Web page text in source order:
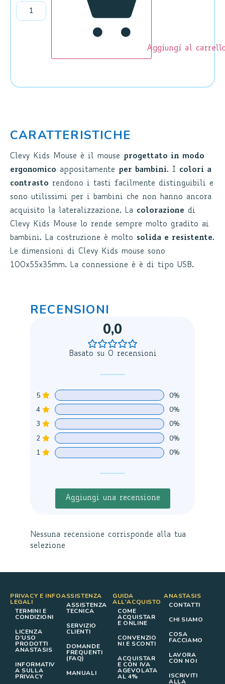
Aggiungi al
CARATTERISTICHE
Clevy Kids Mouse è il mouse
progettato in modo
ergonomico appositamente per bambini. I colori a
contrasto rendono i tasti facilmente distinguibili e
sono utilissimi per i bambini che non hanno ancora
acquisito la lateralizzazione. La colorazione di
Clevy Kids Mouse lo rende sempre molto gradito ai
bambini. La costruzione è molto solida e resistente.
Le dimensioni di Clevy Kids mouse sono
100x55x35mm. La connessione è è di tipo USB.
RECENSIONI
0,0
Basato su 0 recensioni
5
0%
4
0%
3
0%
2
0%
1
0%
Aggiungi una recensione
Nessuna recensione corrisponde alla tua
selezione
PRIVACY E INFO
LEGALI
TERMINI E
CONDIZIONI
LICENZA
D’USO
PRODOTTI
ANASTASIS
INFORMATIV
A SULLA
PRIVACY
ASSISTENZA
ASSISTENZA
TECNICA
SERVIZIO
CLIENTI
DOMANDE
FREQUENTI
(FAQ)
MANUALI
GUIDA
ALL'ACQUISTO
COME
ACQUISTAR
E ONLINE
CONVENZIO
NI E SCONTI
ACQUISTAR
E CON IVA
AGEVOLATA
AL 4%
ANASTASIS
CONTATTI
CHI SIAMO
COSA
FACCIAMO
LAVORA
CON NOI
ISCRIVITI
ALLA